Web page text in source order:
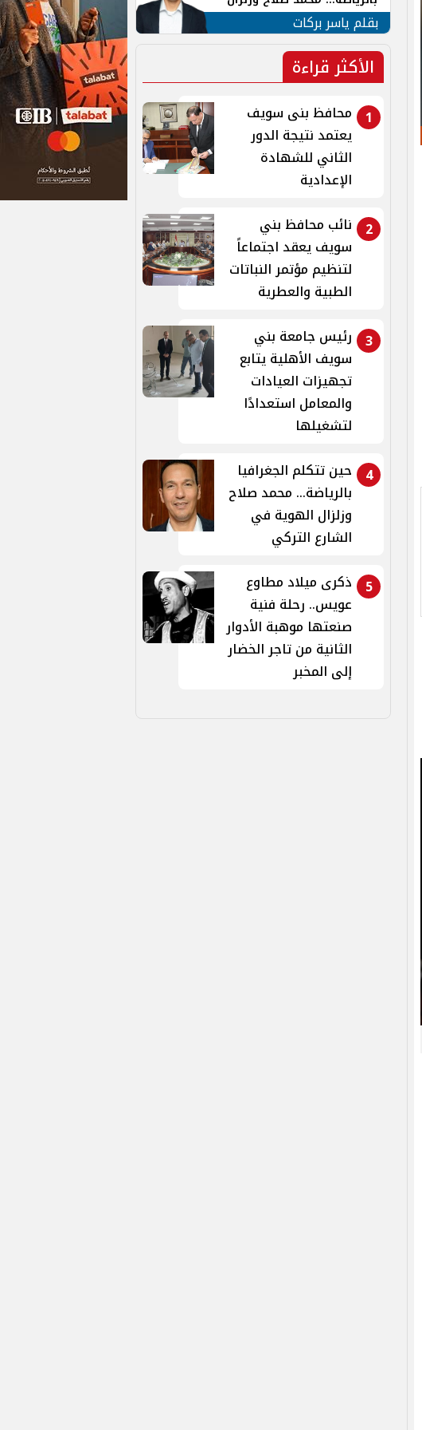
الهوية في الشارع التركي
بقلم ياسر بركات
الأكثر قراءة
1
محافظ بنى سويف
يعتمد نتيجة الدور
الثاني للشهادة
الإعدادية
2
نائب محافظ بني
سويف يعقد اجتماعاً
لتنظيم مؤتمر النباتات
الطبية والعطرية
3 رئيس جامعة بني
سويف الأهلية يتابع
تجهيزات العيادات
والمعامل استعدادًا
لتشغيلها
4
حين تتكلم الجغرافيا
بالرياضة... محمد صلاح
وزلزال الهوية في
الشارع التركي
5
ذكرى ميلاد مطاوع
عويس.. رحلة فنية
صنعتها موهبة الأدوار
الثانية من تاجر الخضار
إلى المخبر